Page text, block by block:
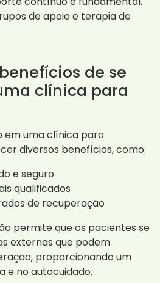
de apoio e terapia de
de se
clínica para
uma clínica para
diversos benefícios, como:
e seguro
qualificados
de recuperação
permite que os pacientes se
externas que podem
proporcionando um
e no autocuidado.